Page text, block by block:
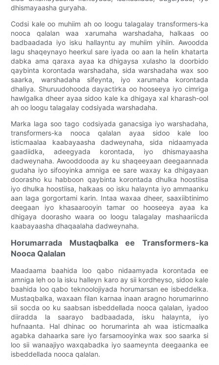
dhismayaasha guryaha.
Codsi kale oo muhiim ah oo loogu talagalay transformers-ka
nooca qalalan waa xarumaha warshadaha, halkaas oo
badbaadada iyo isku hallayntu ay muhiim yihiin. Awoodda
lagu shaqeynayo heerkul sare iyada oo aan la helin khatarta
dabka ama qaraxa ayaa ka dhigaysa xulasho la doorbido
qaybinta korontada warshadaha, sida warshadaha wax soo
saarka, warshadaha sifeynta, iyo xarumaha korontada
dhaliya. Shuruudohooda dayactirka oo hooseeya iyo cimriga
hawlgalka dheer ayaa sidoo kale ka dhigaya xal kharash-ool
ah oo loogu talagalay codsiyada warshadaha.
Marka laga soo tago codsiyada ganacsiga iyo warshadaha,
transformers-ka nooca qalalan ayaa sidoo kale loo
isticmaalaa kaabayaasha dadweynaha, sida nidaamyada
gaadiidka, adeegyada korontada, iyo dhismayaasha
dadweynaha. Awooddooda ay ku shaqeeyaan deegaannada
gudaha iyo sifooyinka amniga ee sare waxay ka dhigayaan
doorasho ku habboon qaybinta korontada dhulka hoostiisa
iyo dhulka hoostiisa, halkaas oo isku halaynta iyo ammaanku
aan laga gorgortami karin. Intaa waxaa dheer, saaxiibtinimo
deegaan iyo khasaarooyin tamar oo hooseeya ayaa ka
dhigaya doorasho waara oo loogu talagalay mashaariicda
kaabayaasha dhaqaalaha dadweynaha.
Horumarrada Mustaqbalka ee Transformers-ka
Nooca Qalalan
Maadaama baahida loo qabo nidaamyada korontada ee
amniga leh oo la isku halleyn karo ay sii kordheyso, sidoo kale
baahida loo qabo teknoolojiyada horumarsan ee isbeddelka.
Mustaqbalka, waxaan filan karnaa inaan aragno horumarinno
sii socda oo ku saabsan isbeddellada nooca qalalan, iyadoo
diiradda la saarayo badbaadada, isku halaynta, iyo
hufnaanta. Hal dhinac oo horumarinta ah waa isticmaalka
agabka dahaarka sare iyo farsamooyinka wax soo saarka si
loo sii wanaajiyo waxqabadka iyo saameynta deegaanka ee
isbeddellada nooca qalalan.